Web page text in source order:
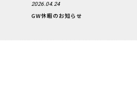
2026.04.24
GW休暇のお知らせ